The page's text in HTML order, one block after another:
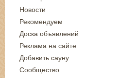
Новости
Рекомендуем
Доска объявлений
Реклама на сайте
Добавить сауну
Сообщество